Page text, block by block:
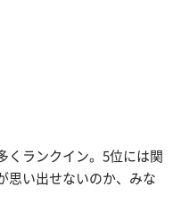
くランクイン。5位には関
思い出せないのか、みな